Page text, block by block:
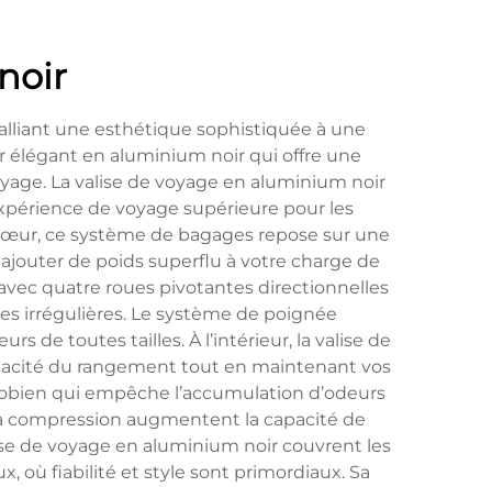
une esthétique sophistiquée à une
en aluminium noir qui offre une
La valise de voyage en aluminium noir
de voyage supérieure pour les
ce système de bagages repose sur une
de poids superflu à votre charge de
quatre roues pivotantes directionnelles
irrégulières. Le système de poignée
de toutes tailles. À l’intérieur, la valise de
du rangement tout en maintenant vos
qui empêche l’accumulation d’odeurs
compression augmentent la capacité de
de voyage en aluminium noir couvrent les
où fiabilité et style sont primordiaux. Sa